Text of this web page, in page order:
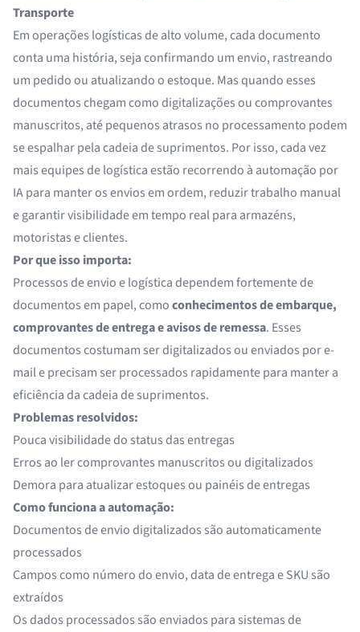
Transporte
Em operações logísticas de alto volume, cada documento
conta uma história, seja confirmando um envio, rastreando
um pedido ou atualizando o estoque. Mas quando esses
documentos chegam como digitalizações ou comprovantes
manuscritos, até pequenos atrasos no processamento podem
se espalhar pela cadeia de suprimentos. Por isso, cada vez
mais equipes de logística estão recorrendo à automação por
IApara manter os envios em ordem, reduzir trabalho manual
e garantir visibilidade em tempo real para armazéns,
motoristas e clientes.
Por que isso importa:
Processos de envio e logística dependem fortemente de
documentos em papel, comoconhecimentos de embarque,
comprovantes de entrega e avisos de remessa. Esses
documentos costumam ser digitalizados ou enviados por e-
mail e precisam ser processados rapidamente para manter a
eficiência da cadeia de suprimentos.
Problemas resolvidos:
Pouca visibilidade do status das entregas
Erros ao ler comprovantes manuscritos ou digitalizados
Demora para atualizar estoques ou painéis de entregas
Como funciona a automação:
Documentos de envio digitalizados são automaticamente
processados
Campos como número do envio, data de entrega e SKU são
extraídos
Os dados processados são enviados para sistemas de